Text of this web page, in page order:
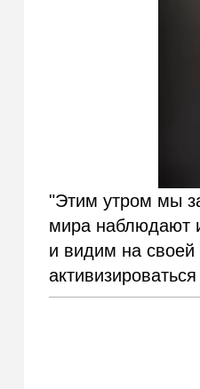
"Этим утром мы
мира наблюдают
и видим на своей